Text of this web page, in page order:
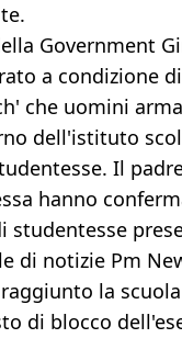
Government
a condizione
che uomini
dell'istituto
Il
hanno
studentesse
di notizie Pm
la
di blocco